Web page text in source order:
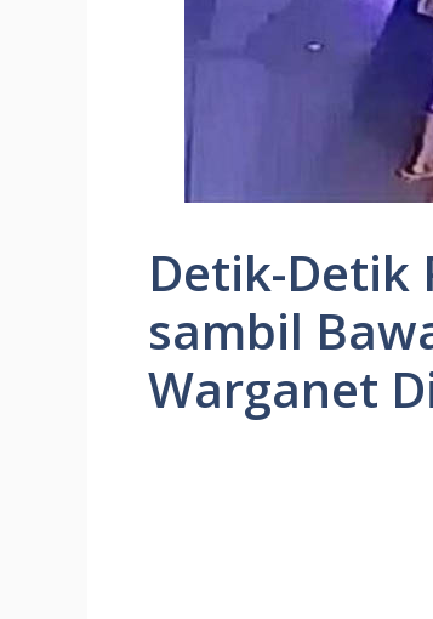
Detik-Detik
sambil
Warganet